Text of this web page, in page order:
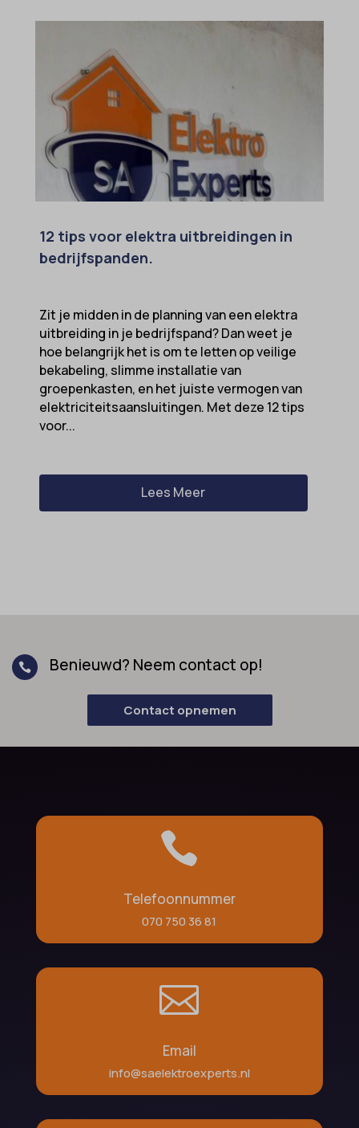
12 tips voor elektra uitbreidingen in
bedrijfspanden.
Zit je midden in de planning van een elektra
uitbreiding in je bedrijfspand? Dan weet je
hoe belangrijk het is om te letten op veilige
bekabeling, slimme installatie van
groepenkasten, en het juiste vermogen van
elektriciteitsaansluitingen. Met deze 12 tips
voor...
Lees Meer
 Benieuwd? Neem contact op!
Contact opnemen

Telefoonnummer
070 750 36 81

Email
info@saelektroexperts.nl